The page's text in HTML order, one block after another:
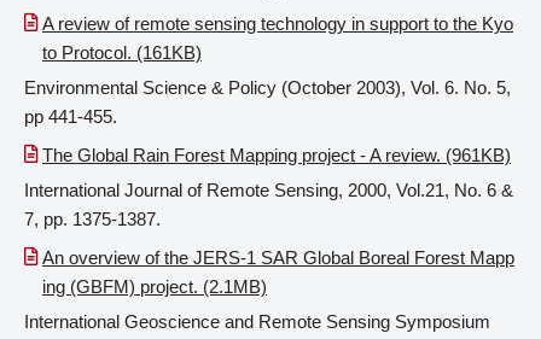
A review of remote sensing technology in support to the Kyo
to Protocol. (161KB)
Environmental Science & Policy (October 2003), Vol. 6. No. 5,
pp 441-455.
The Global Rain Forest Mapping project - A review. (961KB)
International Journal of Remote Sensing, 2000, Vol.21, No. 6 &
7, pp. 1375-1387.
An overview of the JERS-1 SAR Global Boreal Forest Mapp
ing (GBFM) project. (2.1MB)
International Geoscience and Remote Sensing Symposium